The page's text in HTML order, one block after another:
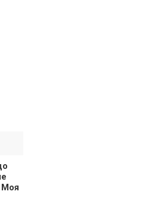
Моя